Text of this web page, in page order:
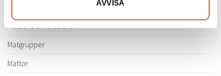
AVVISA
Matgrupper
Mattor